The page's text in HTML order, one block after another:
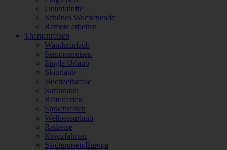
Unterkünfte
Schönes Wochenende
Remote arbeiten
Themenreisen
Wanderurlaub
Seniorenreisen
Single Urlaub
Skiurlaub
Hochzeitsreise
Surfurlaub
Reiterferien
Sprachreisen
Wellnessurlaub
Radreise
Kreuzfahrten
Städtereisen Europa